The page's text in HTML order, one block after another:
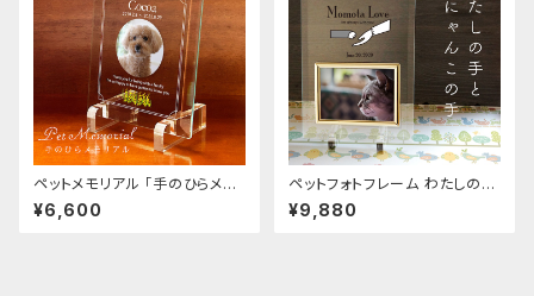
ペットメモリアル 「手のひらメモ
リアル」 12×14cmガラス楯 思い
出写真 ペット位牌 御仏前
¥6,600
ペットフォトフレーム わたしの手
とにゃんこの手 オーダーメイド
名入れ
¥9,880